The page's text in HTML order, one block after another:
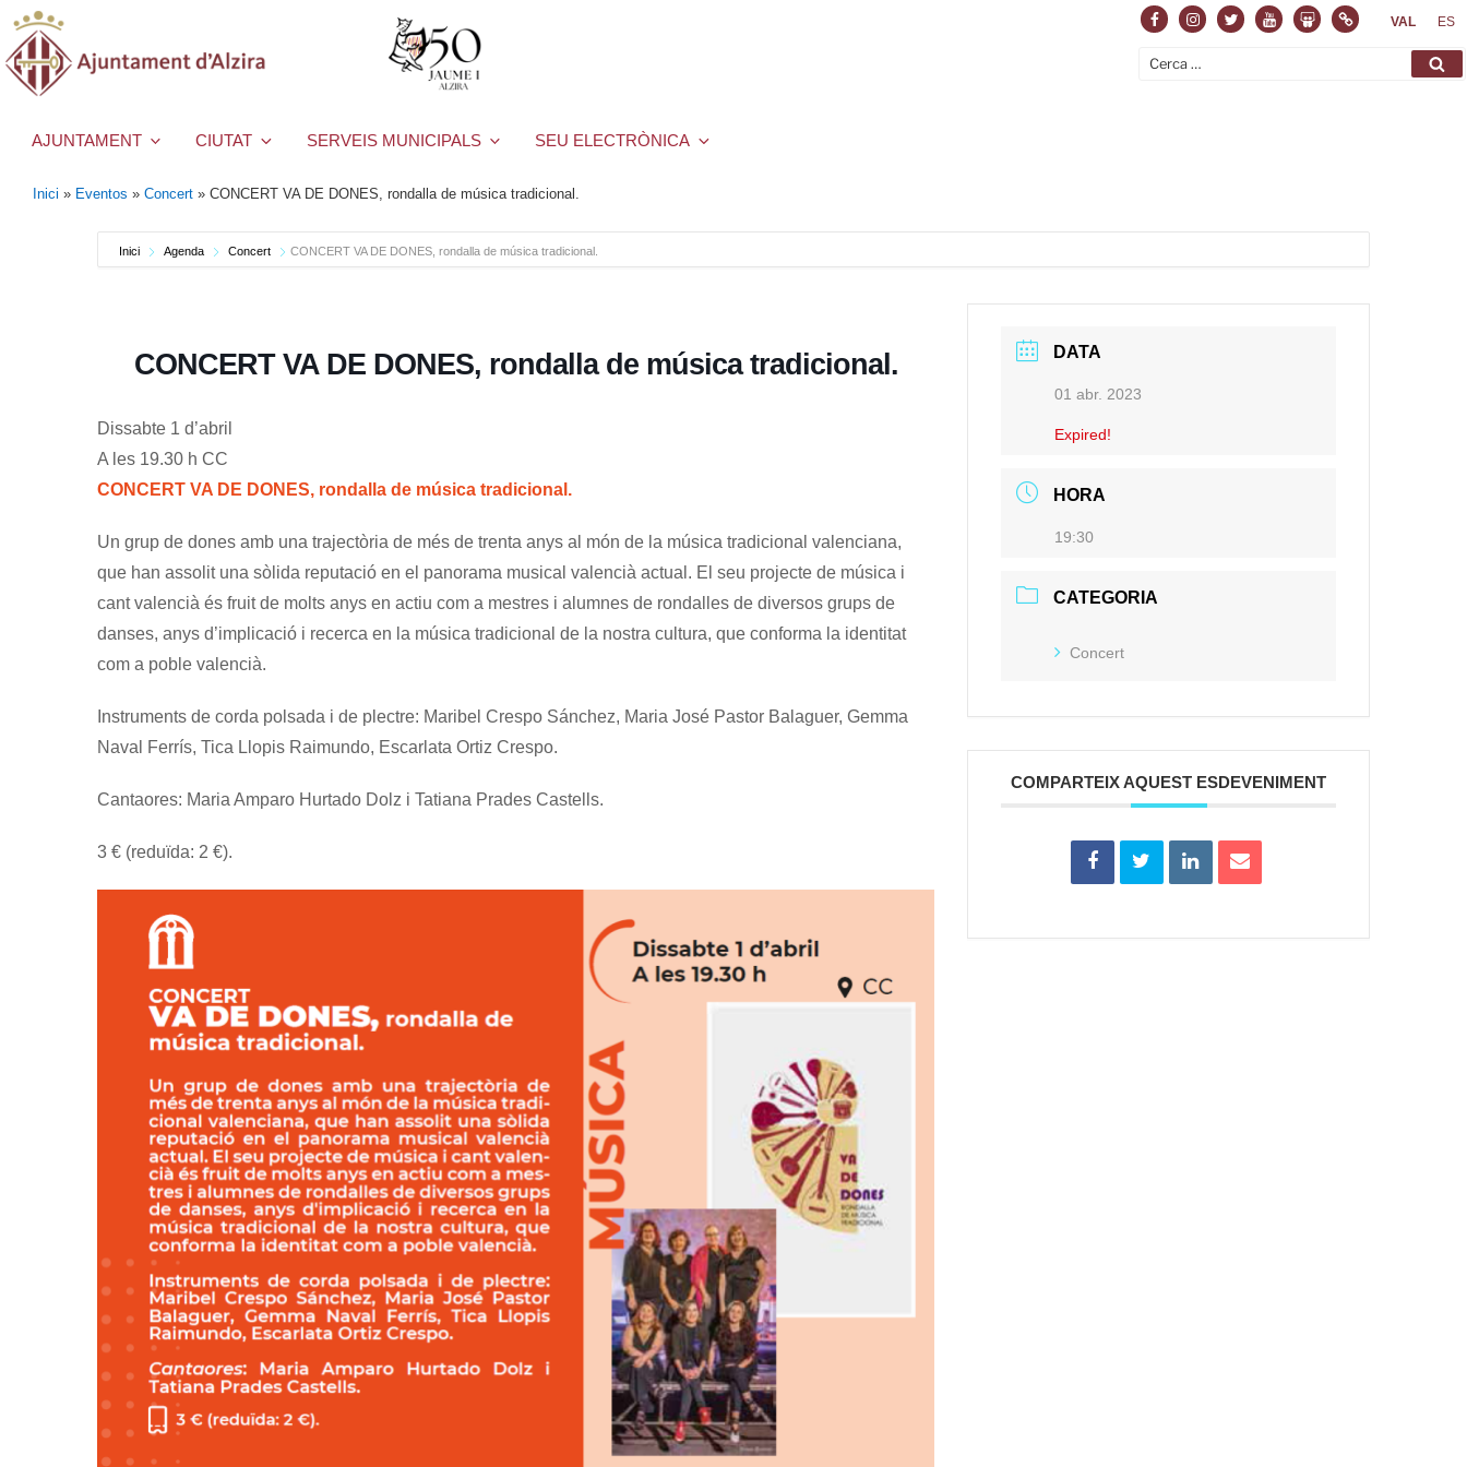
FacebookInstagram
TwitterYoutubeSlideshare
NormasVAL ES
Cerca:
AJUNTAMENT CIUTAT SERVEIS MUNICIPALS SEU ELECTRÒNICA
Inici » Eventos » Concert » CONCERT VA DE DONES, rondalla de música tradicional.
Inici Agenda Concert CONCERT VA DE DONES, rondalla de música tradicional.
CONCERT VA DE DONES, rondalla de música tradicional.
Dissabte 1 d’abril
A les 19.30 h CC
CONCERT VA DE DONES, rondalla de música tradicional.
Un grup de dones amb una trajectòria de més de trenta anys al món de la música tradicional valenciana,
que han assolit una sòlida reputació en el panorama musical valencià actual. El seu projecte de música i
cant valencià és fruit de molts anys en actiu com a mestres i alumnes de rondalles de diversos grups de
danses, anys d’implicació i recerca en la música tradicional de la nostra cultura, que conforma la identitat
com a poble valencià.
Instruments de corda polsada i de plectre: Maribel Crespo Sánchez, Maria José Pastor Balaguer, Gemma
Naval Ferrís, Tica Llopis Raimundo, Escarlata Ortiz Crespo.
Cantaores: Maria Amparo Hurtado Dolz i Tatiana Prades Castells.
3 € (reduïda: 2 €).
DATA
01 abr. 2023
Expired!
HORA
19:30
CATEGORIA
Concert
COMPARTEIX AQUEST ESDEVENIMENT